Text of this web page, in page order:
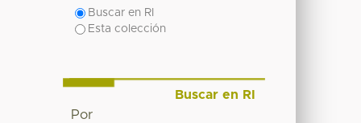
Buscar en RI
Esta colección
Buscar en RI
Por